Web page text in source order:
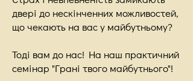
двері до нескінченних можливостей,
що чекають на вас у майбутньому?
Тоді вам до нас! На наш практичний
семінар "Грані твого майбутнього"!